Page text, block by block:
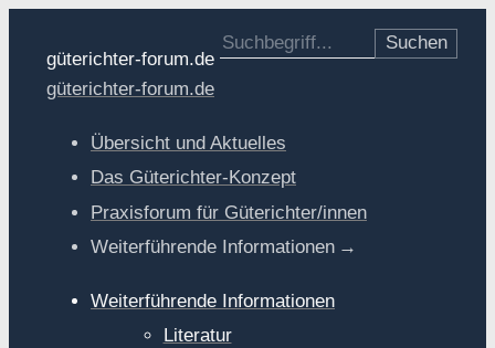
güterichter-forum.de
güterichter-forum.de
Suche nach:
Übersicht und Aktuelles
Das Güterichter-Konzept
Praxisforum für Güterichter/innen
Weiterführende Informationen
Weiterführende Informationen
Literatur